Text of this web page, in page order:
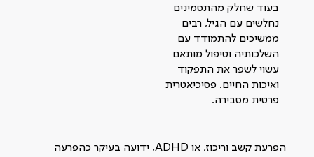
בעוד שחלק מהתסמינים
נחלשים עם הגיל, רבים
ממשיכים להתמודד עם
השלכותיה וטיפול מותאם
עשוי לשפר את התפקוד
ואיכות החיים. פסיכיאטרית
פרטית מסבירה.
הפרעת קשב וריכוז, או ADHD, ידועה בעיקר כהפרעה